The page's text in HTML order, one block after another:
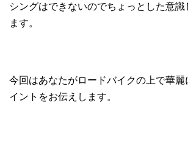
シングはできないのでちょっとした意識
ます。
今回はあなたがロードバイクの上で華麗
イントをお伝えします。